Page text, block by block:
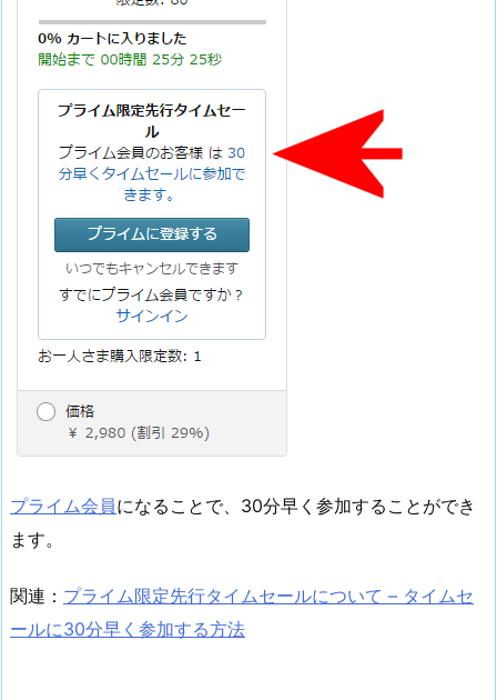
プライム会員になることで、30分早く参加することができ
ます。
関連： プライム限定先行タイムセールについて – タイムセ
ールに30分早く参加する方法